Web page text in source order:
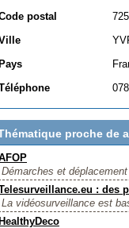
postal
proche de
Démarches et
: des
La vidéosurveillance est